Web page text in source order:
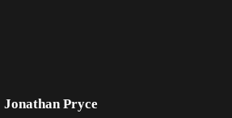
Jonathan Pryce